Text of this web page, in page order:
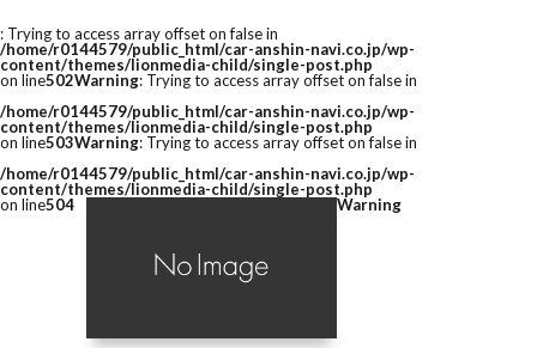
: Trying to access array offset on false in
/home/r0144579/public_html/car-anshin-navi.co.jp/wp-
content/themes/lionmedia-child/single-post.php
on line502Warning: Trying to access array offset on false in
/home/r0144579/public_html/car-anshin-navi.co.jp/wp-
content/themes/lionmedia-child/single-post.php
on line503Warning: Trying to access array offset on false in
/home/r0144579/public_html/car-anshin-navi.co.jp/wp-
content/themes/lionmedia-child/single-post.php
on line504 Warning